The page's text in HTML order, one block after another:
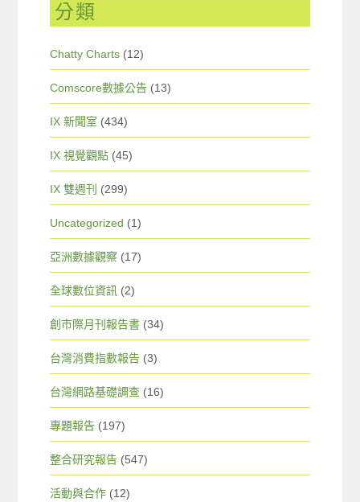
分類
Chatty Charts (12)
Comscore數據公告 (13)
IX 新聞室 (434)
IX 視覺觀點 (45)
IX 雙週刊 (299)
Uncategorized (1)
亞洲數據觀察 (17)
全球數位資訊 (2)
創市際月刊報告書 (34)
台灣消費指數報告 (3)
台灣網路基礎調查 (16)
專題報告 (197)
整合研究報告 (547)
活動與合作 (12)